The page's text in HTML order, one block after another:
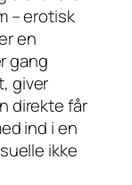
– erotisk
en
gang
giver
direkte får
ind i en
ikke